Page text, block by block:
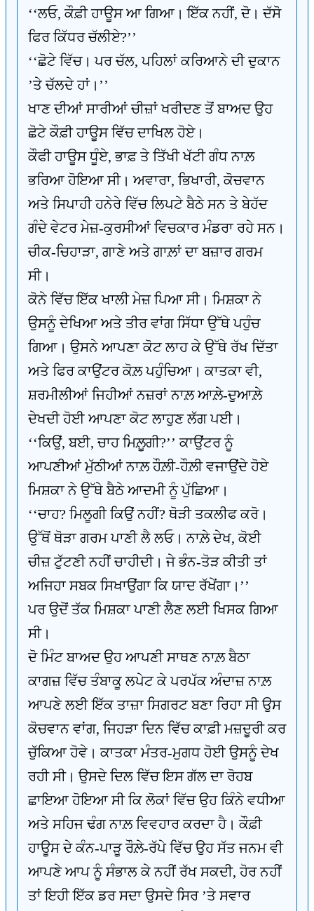
‘‘ਲਓ, ਕੌਫ਼ੀ ਹਾਊਸ ਆ ਗਿਆ। ਇੱਕ ਨਹੀਂ, ਦੋ। ਦੱਸੋ
ਫਿਰ ਕਿੱਧਰ ਚੱਲੀਏ?’’
‘‘ਛੋਟੇ ਵਿੱਚ। ਪਰ ਚੱਲ, ਪਹਿਲਾਂ ਕਰਿਆਨੇ ਦੀ ਦੁਕਾਨ
’ਤੇ ਚੱਲਦੇ ਹਾਂ।’’
ਖਾਣ ਦੀਆਂ ਸਾਰੀਆਂ ਚੀਜ਼ਾਂ ਖਰੀਦਣ ਤੋਂ ਬਾਅਦ ਉਹ
ਛੋਟੇ ਕੌਫ਼ੀ ਹਾਊਸ ਵਿੱਚ ਦਾਖਿਲ ਹੋਏ।
ਕੌਫੀ ਹਾਊਸ ਧੂੰਏ, ਭਾਫ਼ ਤੇ ਤਿੱਖੀ ਖੱਟੀ ਗੰਧ ਨਾਲ਼
ਭਰਿਆ ਹੋਇਆ ਸੀ। ਅਵਾਰਾ, ਭਿਖਾਰੀ, ਕੋਚਵਾਨ
ਅਤੇ ਸਿਪਾਹੀ ਹਨੇਰੇ ਵਿੱਚ ਲਿਪਟੇ ਬੈਠੇ ਸਨ ਤੇ ਬੇਹੱਦ
ਗੰਦੇ ਵੇਟਰ ਮੇਜ਼-ਕੁਰਸੀਆਂ ਵਿਚਕਾਰ ਮੰਡਰਾ ਰਹੇ ਸਨ।
ਚੀਕ-ਚਿਹਾੜਾ, ਗਾਣੇ ਅਤੇ ਗਾਲ਼ਾਂ ਦਾ ਬਜ਼ਾਰ ਗਰਮ
ਸੀ।
ਕੋਨੇ ਵਿੱਚ ਇੱਕ ਖਾਲੀ ਮੇਜ਼ ਪਿਆ ਸੀ। ਮਿਸ਼ਕਾ ਨੇ
ਉਸਨੂੰ ਦੇਖਿਆ ਅਤੇ ਤੀਰ ਵਾਂਗ ਸਿੱਧਾ ਉੱਥੇ ਪਹੁੰਚ
ਗਿਆ। ਉਸਨੇ ਆਪਣਾ ਕੋਟ ਲਾਹ ਕੇ ਉੱਥੇ ਰੱਖ ਦਿੱਤਾ
ਅਤੇ ਫਿਰ ਕਾਉਂਟਰ ਕੋਲ਼ ਪਹੁੰਚਿਆ। ਕਾਤਕਾ ਵੀ,
ਸ਼ਰਮੀਲੀਆਂ ਜਿਹੀਆਂ ਨਜ਼ਰਾਂ ਨਾਲ਼ ਆਲ਼ੇ-ਦੁਆਲ਼ੇ
ਦੇਖਦੀ ਹੋਈ ਆਪਣਾ ਕੋਟ ਲਾਹੁਣ ਲੱਗ ਪਈ।
‘‘ਕਿਉਂ, ਬਈ, ਚਾਹ ਮਿਲ਼ੂਗੀ?’’ ਕਾਉਂਟਰ ਨੂੰ
ਆਪਣੀਆਂ ਮੁੱਠੀਆਂ ਨਾਲ਼ ਹੌਲ਼ੀ-ਹੌਲ਼ੀ ਵਜਾਉਂਦੇ ਹੋਏ
ਮਿਸ਼ਕਾ ਨੇ ਉੱਥੇ ਬੈਠੇ ਆਦਮੀ ਨੂੰ ਪੁੱਛਿਆ।
‘‘ਚਾਹ? ਮਿਲੂਗੀ ਕਿਉਂ ਨਹੀਂ? ਥੋੜੀ ਤਕਲੀਫ ਕਰੋ।
ਉੱਥੋਂ ਥੋੜਾ ਗਰਮ ਪਾਣੀ ਲੈ ਲਓ। ਨਾਲ਼ੇ ਦੇਖ, ਕੋਈ
ਚੀਜ਼ ਟੁੱਟਣੀ ਨਹੀਂ ਚਾਹੀਦੀ। ਜੇ ਭੰਨ-ਤੋੜ ਕੀਤੀ ਤਾਂ
ਅਜਿਹਾ ਸਬਕ ਸਿਖਾਉਂਗਾ ਕਿ ਯਾਦ ਰੱਖੇਂਗਾ।’’
ਪਰ ਉਦੋਂ ਤੱਕ ਮਿਸ਼ਕਾ ਪਾਣੀ ਲੈਣ ਲਈ ਖਿਸਕ ਗਿਆ
ਸੀ।
ਦੋ ਮਿੰਟ ਬਾਅਦ ਉਹ ਆਪਣੀ ਸਾਥਣ ਨਾਲ਼ ਬੈਠਾ
ਕਾਗਜ਼ ਵਿੱਚ ਤੰਬਾਕੂ ਲਪੇਟ ਕੇ ਪਰਪੱਕ ਅੰਦਾਜ਼ ਨਾਲ਼
ਆਪਣੇ ਲਈ ਇੱਕ ਤਾਜ਼ਾ ਸਿਗਰਟ ਬਣਾ ਰਿਹਾ ਸੀ ਉਸ
ਕੋਚਵਾਨ ਵਾਂਗ, ਜਿਹੜਾ ਦਿਨ ਵਿੱਚ ਕਾਫ਼ੀ ਮਜ਼ਦੂਰੀ ਕਰ
ਚੁੱਕਿਆ ਹੋਵੇ। ਕਾਤਕਾ ਮੰਤਰ-ਮੁਗਧ ਹੋਈ ਉਸਨੂੰ ਦੇਖ
ਰਹੀ ਸੀ। ਉਸਦੇ ਦਿਲ ਵਿੱਚ ਇਸ ਗੱਲ ਦਾ ਰੋਹਬ
ਛਾਇਆ ਹੋਇਆ ਸੀ ਕਿ ਲੋਕਾਂ ਵਿੱਚ ਉਹ ਕਿੰਨੇ ਵਧੀਆ
ਅਤੇ ਸਹਿਜ ਢੰਗ ਨਾਲ਼ ਵਿਵਹਾਰ ਕਰਦਾ ਹੈ। ਕੌਫ਼ੀ
ਹਾਊਸ ਦੇ ਕੰਨ-ਪਾੜੂ ਰੌਲ਼ੇ-ਰੱਪੇ ਵਿੱਚ ਉਹ ਸੱਤ ਜਨਮ ਵੀ
ਆਪਣੇ ਆਪ ਨੂੰ ਸੰਭਾਲ ਕੇ ਨਹੀਂ ਰੱਖ ਸਕਦੀ, ਹੋਰ ਨਹੀਂ
ਤਾਂ ਇਹੀ ਇੱਕ ਡਰ ਸਦਾ ਉਸਦੇ ਸਿਰ ’ਤੇ ਸਵਾਰ